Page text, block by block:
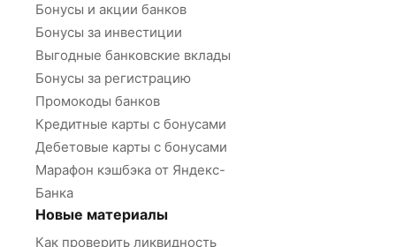
Бонусы и акции банков
Бонусы за инвестиции
Выгодные банковские вклады
Бонусы за регистрацию
Промокоды банков
Кредитные карты с бонусами
Дебетовые карты с бонусами
Марафон кэшбэка от Яндекс-
Банка
Новые материалы
Как проверить ликвидность